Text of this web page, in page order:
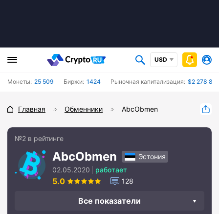
USD
Монеты: 25 509 Биржи: 1424 Рыночная капитализация: $2 278
Главная Обменники AbcObmen
№2 в рейтинге
AbcObmen
Эстония
02.05.2020
работает
5.0 128
Все показатели